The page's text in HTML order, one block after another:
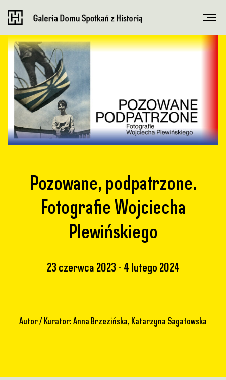
Pozowane, podpatrzone.
Fotografie Wojciecha
Plewińskiego
23 czerwca 2023 4 lutego 2024
Autor / Kurator: Anna Brzezińska, Katarzyna Sagatowska